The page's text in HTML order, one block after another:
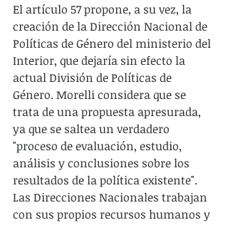
El artículo 57 propone, a su vez, la
creación de la Dirección Nacional de
Políticas de Género del ministerio del
Interior, que dejaría sin efecto la
actual División de Políticas de
Género. Morelli considera que se
trata de una propuesta apresurada,
ya que se saltea un verdadero
"proceso de evaluación, estudio,
análisis y conclusiones sobre los
resultados de la política existente".
Las Direcciones Nacionales trabajan
con sus propios recursos humanos y